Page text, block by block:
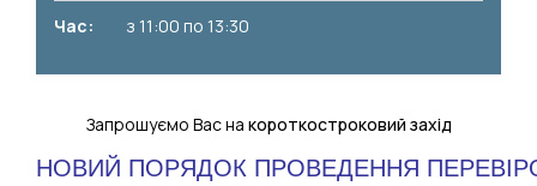
Час: з 11:00 по 13:30
Запрошуємо Вас на короткостроковий захід
НОВИЙ ПОРЯДОК ПРОВЕДЕННЯ